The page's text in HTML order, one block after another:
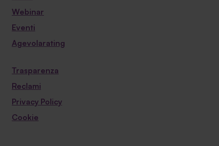
Webinar
Eventi
Agevolarating
Trasparenza
Reclami
Privacy Policy
Cookie